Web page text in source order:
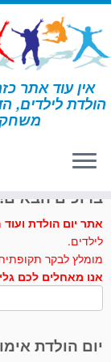
דלג
לתוכן
אין עוד אתר
הולדת לילדים,
דף הבית » קבלת
ברוכים הבאים!
אתר יום הולדת ועוד
לילדים.
מומלץ לבקר
אנו מאחלים לכם
יום הולדת